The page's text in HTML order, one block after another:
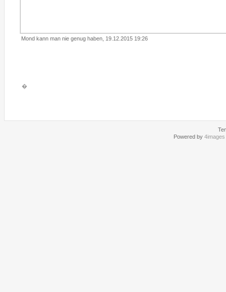
Mond kann man nie genug haben, 19.12.2015 19:26
�
Powered by 4images